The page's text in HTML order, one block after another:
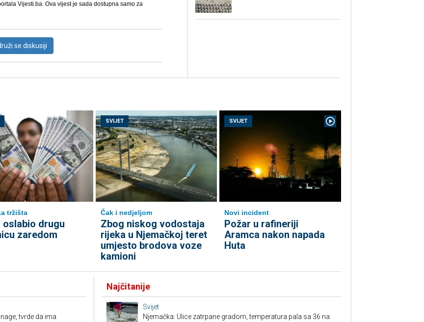
Vijesti.ba. Ova vijest je sada dostupna samo za
se diskusiji
tržišta
oslabio drugu
zaredom
SVIJET
Čak i nedjeljom
Zbog niskog vodostaja
rijeka u Njemačkoj teret
umjesto brodova voze
kamioni
SVIJET
Novi incident
Požar u rafineriji
Aramca nakon napada
Huta
tvrde da ima
Najčitanije
Svijet
Njemačka: Ulice zatrpane gradom, temperatura pala sa 36 na